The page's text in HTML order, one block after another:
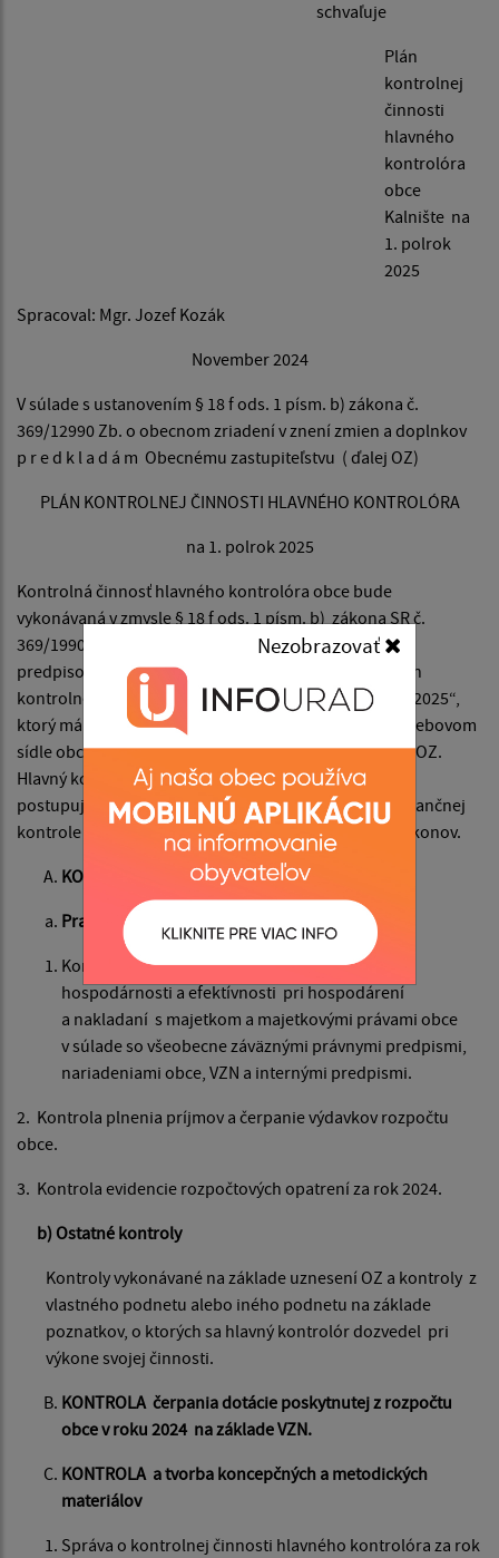
Nezobrazovať
schvaľuje
Plán
kontrolnej
činnosti
hlavného
kontrolóra
obce
Kalnište na
1. polrok
2025
Spracoval: Mgr. Jozef Kozák
November 2024
V súlade s ustanovením § 18 f ods. 1 písm. b) zákona č.
369/12990 Zb. o obecnom zriadení v znení zmien a doplnkov
p r e d k l a d á m Obecnému zastupiteľstvu ( ďalej OZ)
PLÁN KONTROLNEJ ČINNOSTI HLAVNÉHO KONTROLÓRA
na 1. polrok 2025
Kontrolná činnosť hlavného kontrolóra obce bude
vykonávaná v zmysle § 18 f ods. 1 písm. b) zákona SR č.
369/1990 Zb. o obecnom zriadení v znení neskorších
predpisov. Hlavný kontrolór obce predkladá OZ „ Plán
kontrolnej činnosti hlavného kontrolóra na 1. polrok 2025“,
ktorý má byť zverejnený na úradnej tabuli obce a na webovom
sídle obce najmenej 15 dní pred jeho prerokovaním v OZ.
Hlavný kontrolór pri výkone kontrolnej činnosti
postupuje podľa zákona č. 357/2015 Z. z. zákon o finančnej
kontrole a audite a o zmene a doplnení niektorých zákonov.
KONTROLNÁ ČINNOSŤ
Pravidelné finančné kontroly
Kontrola dodržiavanie zákonnosti, účinnosti,
hospodárnosti a efektívnosti pri hospodárení
a nakladaní s majetkom a majetkovými právami obce
v súlade so všeobecne záväznými právnymi predpismi,
nariadeniami obce, VZN a internými predpismi.
2. Kontrola plnenia príjmov a čerpanie výdavkov rozpočtu
obce.
3. Kontrola evidencie rozpočtových opatrení za rok 2024.
b) Ostatné kontroly
Kontroly vykonávané na základe uznesení OZ a kontroly z
vlastného podnetu alebo iného podnetu na základe
poznatkov, o ktorých sa hlavný kontrolór dozvedel pri
výkone svojej činnosti.
KONTROLA čerpania dotácie poskytnutej z rozpočtu
obce v roku 2024 na základe VZN.
KONTROLA a tvorba koncepčných a metodických
materiálov
Správa o kontrolnej činnosti hlavného kontrolóra za rok